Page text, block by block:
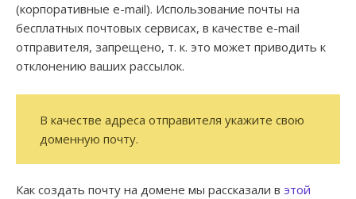
(корпоративные e-mail). Использование почты на
бесплатных почтовых сервисах, в качестве e-mail
отправителя, запрещено, т. к. это может приводить к
отклонению ваших рассылок.
В качестве адреса отправителя укажите свою
доменную почту.
Как создать почту на домене мы рассказали в этой